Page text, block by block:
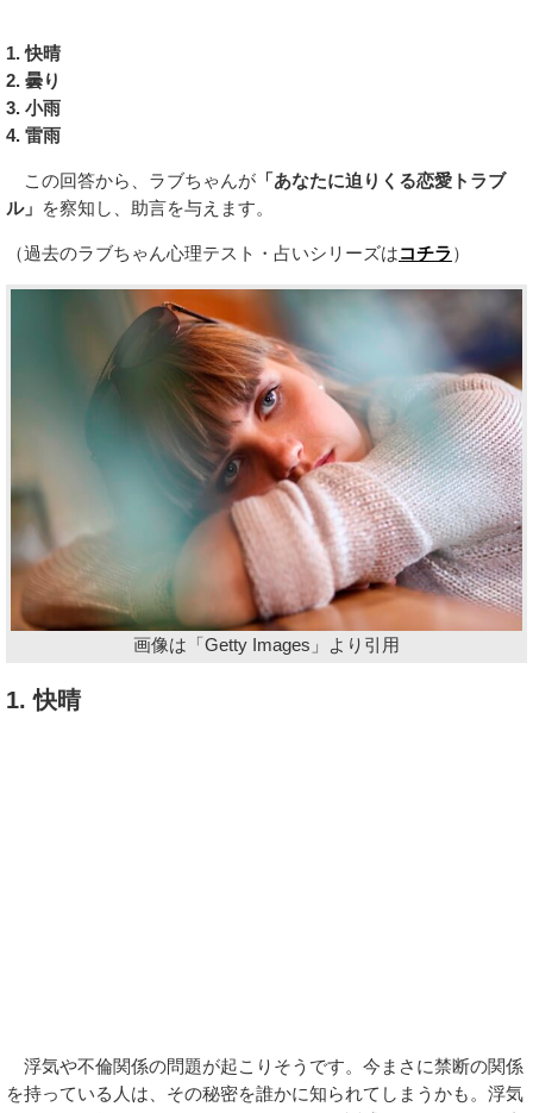
1. 快晴
2. 曇り
3. 小雨
4. 雷雨
この回答から、ラブちゃんが 「あなたに迫りくる恋愛トラブ
ル」 を察知し、助言を与えます。
（過去のラブちゃん心理テスト・占いシリーズはコチラ ）
画像は「Getty Images」より引用
1. 快晴
浮気や不倫関係の問題が起こりそうです。今まさに禁断の関係
を持っている人は、その秘密を誰かに知られてしまうかも。浮気